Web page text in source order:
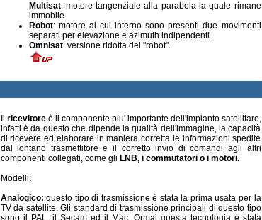
Multisat: motore tangenziale alla parabola la quale rimane
immobile.
Robot: motore al cui interno sono presenti due movimenti
separati per elevazione e azimuth indipendenti.
Omnisat: versione ridotta del "robot".
ricevitoreè il componente piu' importante dell'impianto satellitare,
infatti è da questo che dipende la qualità dell'immagine, la capacità
di ricevere ed elaborare in maniera corretta le informazioni spedite
dal lontano trasmettitore e il corretto invio di comandi agli altri
componenti collegati, come gli LNB, i commutatori o i motori.
Modelli:
Analogico: questo tipo di trasmissione è stata la prima usata per la
TV da satellite. Gli standard di trasmissione principali di questo tipo
sono il PAL, il Secam ed il Mac. Ormai questa tecnologia è stata